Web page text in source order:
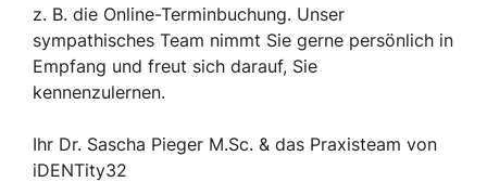
z. B. die Online-Terminbuchung. Unser
sympathisches Team nimmt Sie gerne persönlich in
Empfang und freut sich darauf, Sie
kennenzulernen.
Ihr Dr. Sascha Pieger M.Sc. & das Praxisteam von
iDENTity32